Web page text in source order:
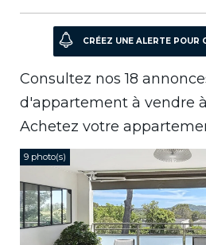
Consultez nos 18
d'appartement à vendre à
Achetez votre
9 photo(s)